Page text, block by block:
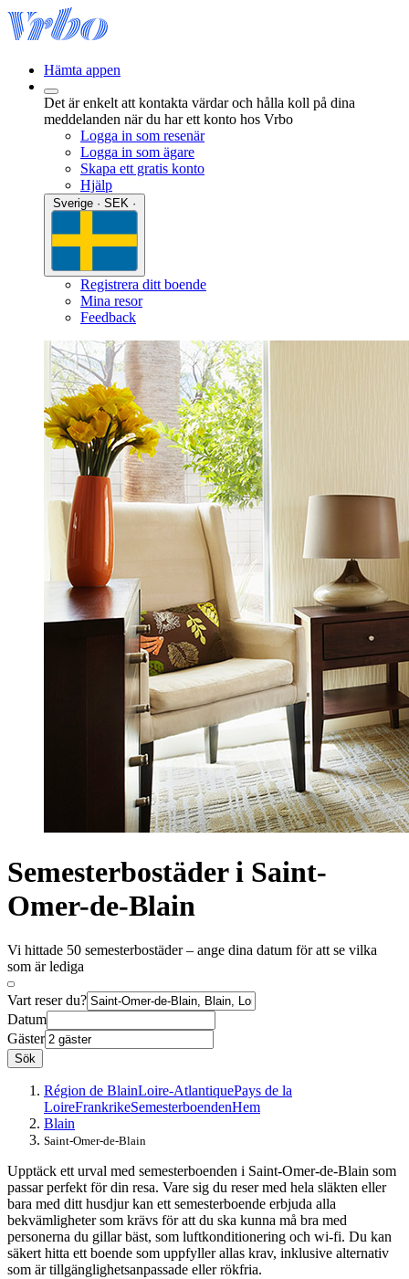
Hämta appen
Det är enkelt att kontakta värdar och hålla koll på dina
meddelanden när du har ett konto hos Vrbo
Logga in som resenär
Logga in som ägare
Skapa ett gratis konto
Hjälp
Registrera ditt boende
Mina resor
Feedback
Semesterbostäder i Saint-
Omer-de-Blain
Vi hittade 50 semesterbostäder – ange dina datum för att se vilka
som är lediga
Vart reser du?
Datum
Gäster
Sök
Région de BlainLoire-AtlantiquePays de la
LoireFrankrikeSemesterboendenHem
Blain
Saint-Omer-de-Blain
Upptäck ett urval med semesterboenden i Saint-Omer-de-Blain som
passar perfekt för din resa. Vare sig du reser med hela släkten eller
bara med ditt husdjur kan ett semesterboende erbjuda alla
bekvämligheter som krävs för att du ska kunna må bra med
personerna du gillar bäst, som luftkonditionering och wi-fi. Du kan
säkert hitta ett boende som uppfyller allas krav, inklusive alternativ
som är tillgänglighetsanpassade eller rökfria.